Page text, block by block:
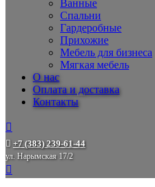
Ванные
Спальни
Гардеробные
Прихожие
Мебель для бизнеса
Мягкая мебель
О нас
Оплата и доставка
Контакты
+7 (383) 239-61-44
ул. Нарымская 17/2